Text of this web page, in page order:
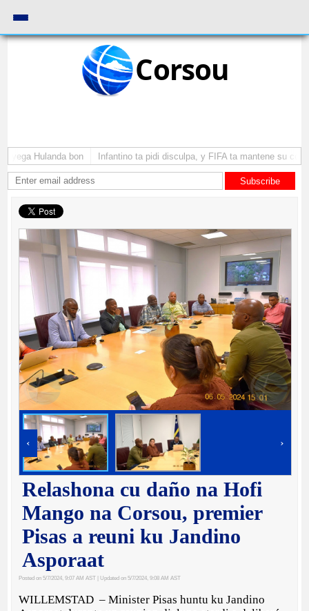
Corsou
yega Hulanda bon Infantino ta pidi disculpa, y FIFA ta mantene su como
Subscribe
‹ ›
Relashona cu daño na Hofi
Mango na Corsou, premier
Pisas a reuni ku Jandino
Asporaat
Posted on 5/7/2024, 9:07 AM AST | Updated on 5/7/2024, 9:08 AM AST
WILLEMSTAD – Minister Pisas huntu ku Jandino